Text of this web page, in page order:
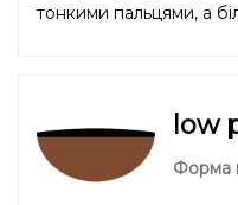
тонкими пальцями, а
low
Форма